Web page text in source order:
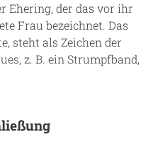
Ehering, der das vor ihr
Frau bezeichnet. Das
steht als Zeichen der
z. B. ein Strumpfband,